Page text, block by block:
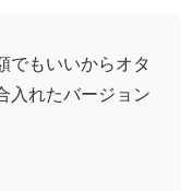
でもいいからオタ
入れたバージョン